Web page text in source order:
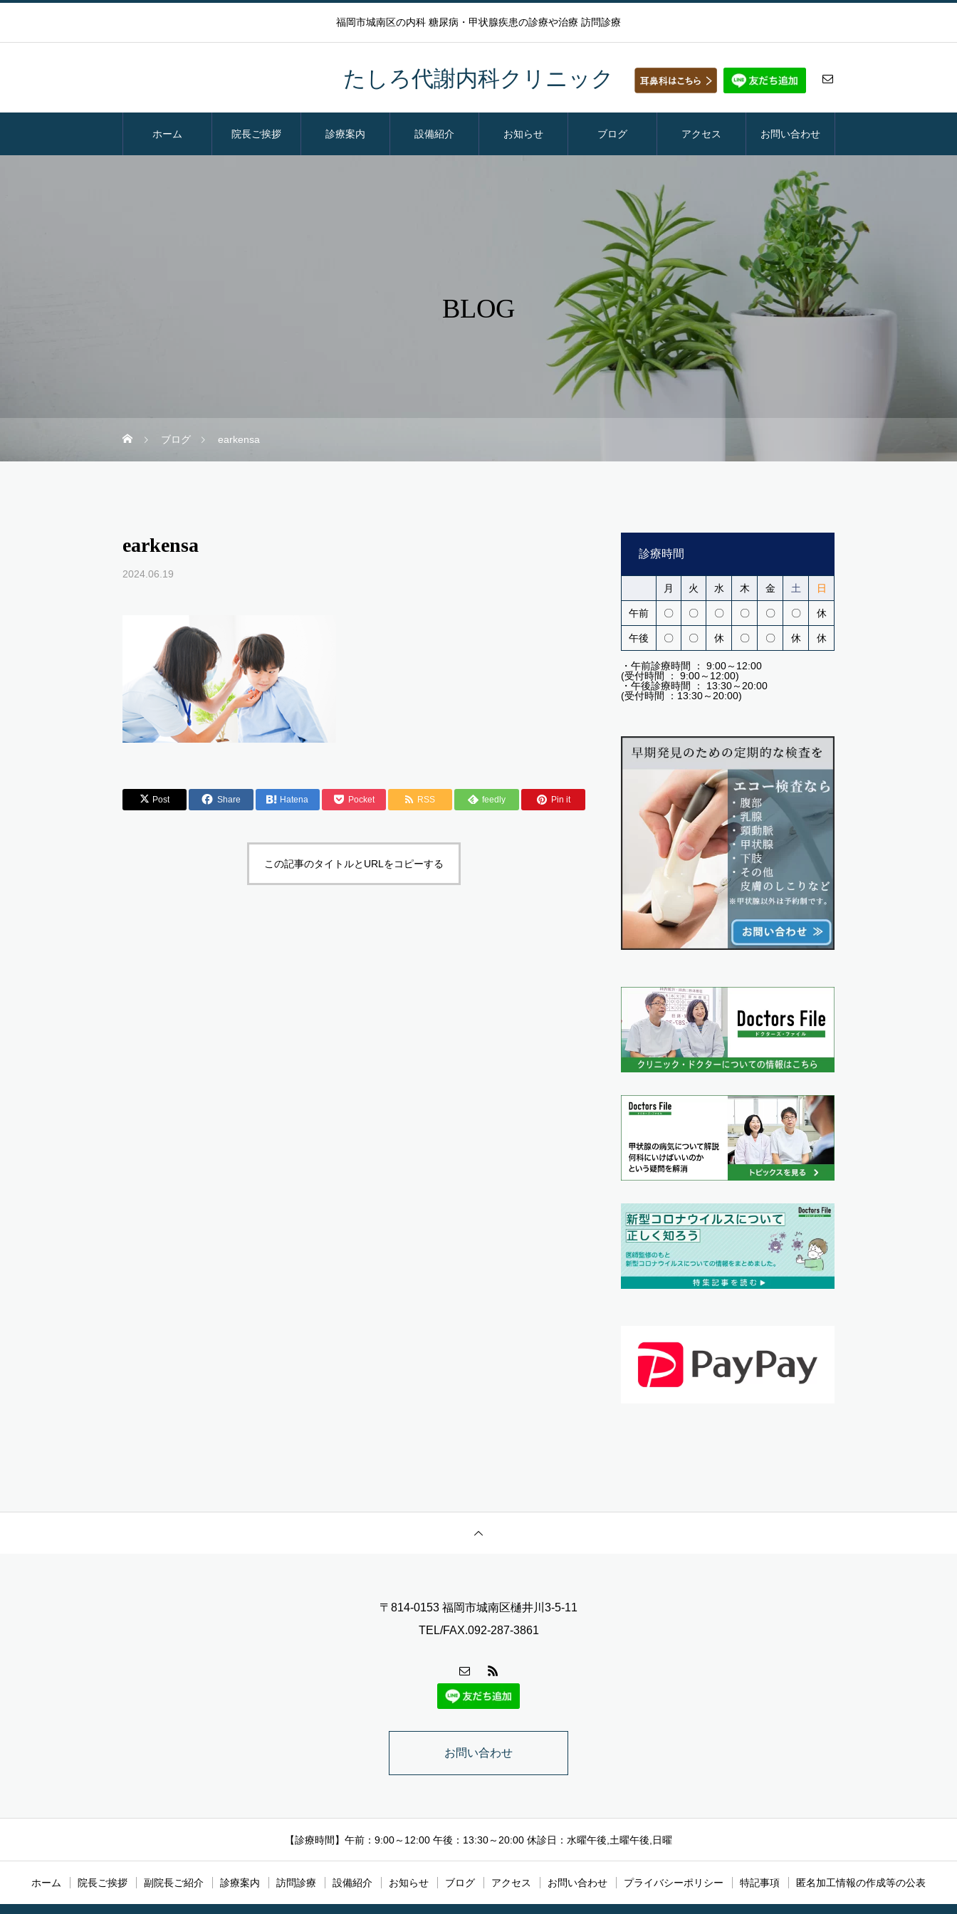
福岡市城南区の内科 糖尿病・甲状腺疾患の診療や治療 訪問診療
たしろ代謝内科クリニック
ホーム 院長ご挨拶 診療案内 設備紹介 お知らせ ブログ アクセス お問い合わせ
BLOG
ブログ earkensa
earkensa
2024.06.19
Post Share Hatena Pocket RSS feedly Pin it
この記事のタイトルとURLをコピーする
診療時間
月 火 水 木 金 土 日
午前 〇 〇 〇 〇 〇 〇 休
午後 〇 〇 休 〇 〇 休 休
・午前診療時間 ： 9:00～12:00
(受付時間 ： 9:00～12:00)
・午後診療時間 ： 13:30～20:00
(受付時間 ：13:30～20:00)
〒814-0153 福岡市城南区樋井川3-5-11
TEL/FAX.092-287-3861
お問い合わせ
【診療時間】午前：9:00～12:00 午後：13:30～20:00 休診日：水曜午後,土曜午後,日曜
ホーム 院長ご挨拶 副院長ご紹介 診療案内 訪問診療 設備紹介 お知らせ ブログ アクセス お問い合わせ プライバシーポリシー 特記事項 匿名加工情報の作成等の公表